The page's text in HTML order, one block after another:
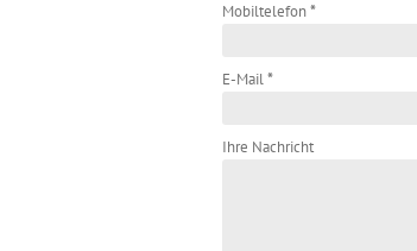
Mobiltelefon*
E-Mail*
Ihre Nachricht